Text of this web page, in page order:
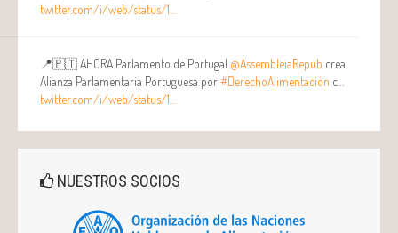
twitter.com/i/web/status/1…
📍🇵🇹 AHORA Parlamento de Portugal @AssembleiaRepub crea
Alianza Parlamentaria Portuguesa por#DerechoAlimentación c…
twitter.com/i/web/status/1…
NUESTROS SOCIOS